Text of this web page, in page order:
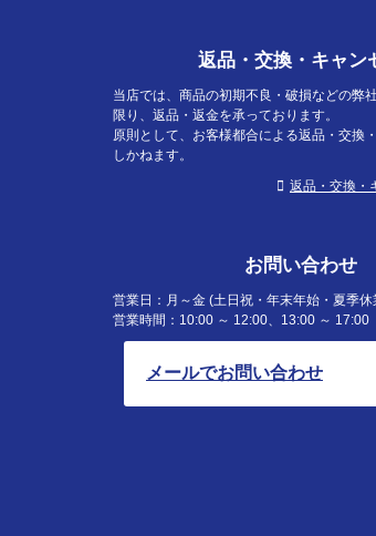
返品・交換・キャン
当店では、商品の初期不良・破損などの弊
限り、返品・返金を承っております。
原則として、お客様都合による返品・交換
しかねます。
返品・交換・
お問い合わせ
営業日：月～金 (土日祝・年末年始・夏季休
営業時間：10:00 ～ 12:00、13:00 ～ 17:00
メールでお問い合わせ